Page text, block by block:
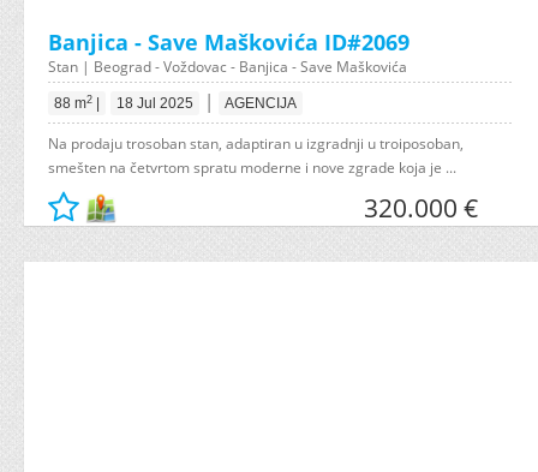
Banjica - Save Maškovića ID#2069
Stan | Beograd - Voždovac - Banjica - Save Maškovića
88 m2 18 Jul 2025 | AGENCIJA
Na prodaju trosoban stan, adaptiran u izgradnji u troiposoban,
smešten na četvrtom spratu moderne i nove zgrade koja je ...
320.000 €